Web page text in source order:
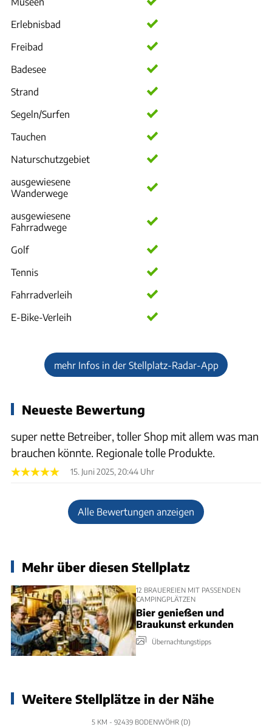
Erlebnisbad
Freibad
Badesee
Strand
Segeln/Surfen
Tauchen
Naturschutzgebiet
ausgewiesene
Wanderwege
ausgewiesene
Fahrradwege
Golf
Tennis
Fahrradverleih
E-Bike-Verleih
mehr Infos in der Stellplatz-Radar-App
Neueste Bewertung
super nette Betreiber, toller Shop mit allem was man
brauchen könnte. Regionale tolle Produkte.
15. Juni 2025, 20:44 Uhr
Alle Bewertungen anzeigen
Mehr über diesen Stellplatz
12 BRAUEREIEN MIT PASSENDEN
CAMPINGPLÄTZEN
Bier genießen und
Braukunst erkunden
Übernachtungstipps
Weitere Stellplätze in der Nähe
5 KM - 92439 BODENWÖHR (D)